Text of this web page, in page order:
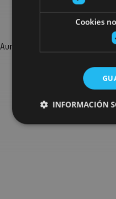
Bilatu
Aurkitu zure bidaia Nafarroan
Joan
Cookies
INFORMACIÓN